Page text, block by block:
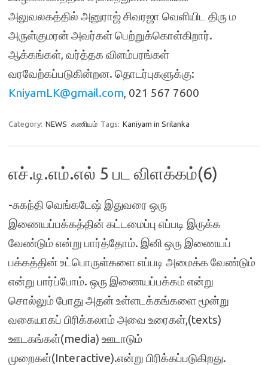
அலுவலகத்தில் அனுராஜ் சிவரஜா வெளியிட திரு ம
அருள்குமரன் அவர்கள் பெற்றுக்கொள்கிறார்.
ஆக்கங்கள், வர்த்தக விளம்பரங்கள்
வரவேற்கப்படுகின்றன. தொடர்புகளுக்கு:
KniyamLK@gmail.com, 021 567 7600
Category: NEWS கணியம் Tags: Kaniyam in Srilanka
எச்.டி.எம்.எல் 5 பட விளக்கம்(6)
-சுகந்தி வெங்கடேஷ் இதுவரை ஒரு
இணையப்பக்கத்தின் கட்டமைப்பு எப்படி இருக்க
வேண்டும் என்று பார்த்தோம். இனி ஒரு இணையப்
பக்கத்தின் உட்பொருள்களை எப்படி அமைக்க வேண்டும்
என்று பார்ப்போம். ஒரு இணையப்பக்கம் என்று
சொல்லும் போது அதன் உள்ளடக்கங்களை மூன்று
வகையாகப் பிரிக்கலாம் அவை உரைகள்,(texts)
ஊடகங்கள்(media) ஊடாடும்
முறைகள்(Interactive).என்று பிரிக்கப்படுகிறது.